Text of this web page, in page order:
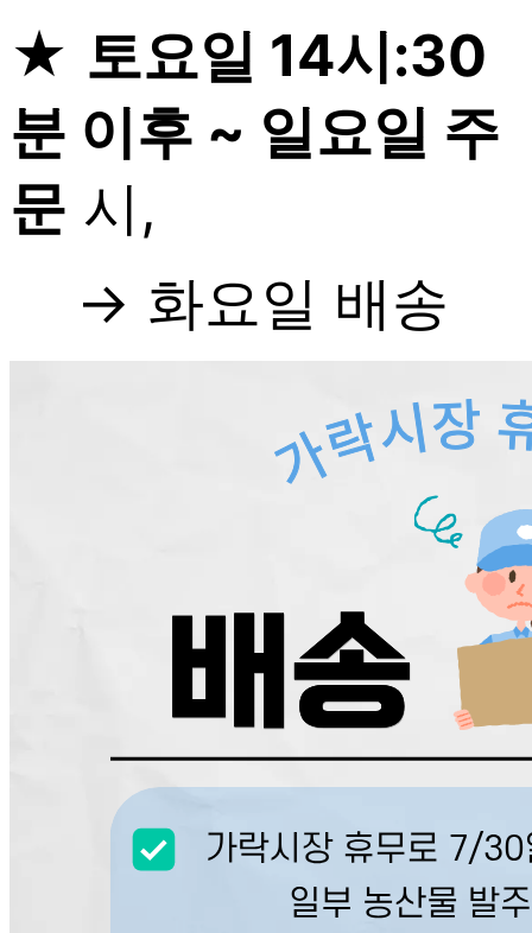
★ 토요일 14시:30
분 이후 ~ 일요일 주
문 시,
→ 화요일 배송